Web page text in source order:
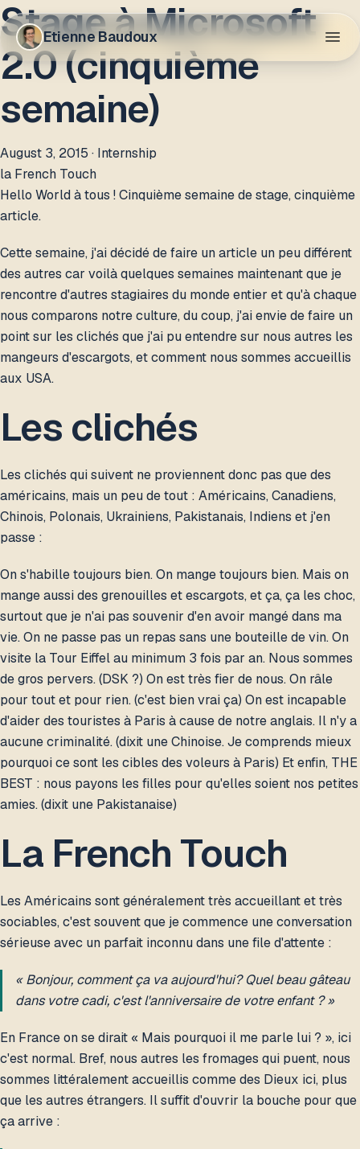
Etienne Baudoux
Stage à Microsoft
2.0 (cinquième
semaine)
August 3, 2015 · Internship
la French Touch
Hello World à tous ! Cinquième semaine de stage, cinquième
article.
Cette semaine, j'ai décidé de faire un article un peu différent
des autres car voilà quelques semaines maintenant que je
rencontre d'autres stagiaires du monde entier et qu'à chaque
nous comparons notre culture, du coup, j'ai envie de faire un
point sur les clichés que j'ai pu entendre sur nous autres les
mangeurs d'escargots, et comment nous sommes accueillis
aux USA.
Les clichés
Les clichés qui suivent ne proviennent donc pas que des
américains, mais un peu de tout : Américains, Canadiens,
Chinois, Polonais, Ukrainiens, Pakistanais, Indiens et j'en
passe :
On s'habille toujours bien. On mange toujours bien. Mais on
mange aussi des grenouilles et escargots, et ça, ça les choc,
surtout que je n'ai pas souvenir d'en avoir mangé dans ma
vie. On ne passe pas un repas sans une bouteille de vin. On
visite la Tour Eiffel au minimum 3 fois par an. Nous sommes
de gros pervers. (DSK ?) On est très fier de nous. On râle
pour tout et pour rien. (c'est bien vrai ça) On est incapable
d'aider des touristes à Paris à cause de notre anglais. Il n'y a
aucune criminalité. (dixit une Chinoise. Je comprends mieux
pourquoi ce sont les cibles des voleurs à Paris) Et enfin, THE
BEST : nous payons les filles pour qu'elles soient nos petites
amies. (dixit une Pakistanaise)
La French Touch
Les Américains sont généralement très accueillant et très
sociables, c'est souvent que je commence une conversation
sérieuse avec un parfait inconnu dans une file d'attente :
« Bonjour, comment ça va aujourd'hui? Quel beau gâteau
dans votre cadi, c'est l'anniversaire de votre enfant ? »
En France on se dirait « Mais pourquoi il me parle lui ? », ici
c'est normal. Bref, nous autres les fromages qui puent, nous
sommes littéralement accueillis comme des Dieux ici, plus
que les autres étrangers. Il suffit d'ouvrir la bouche pour que
ça arrive :